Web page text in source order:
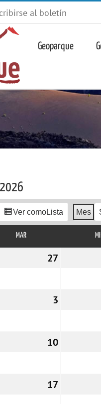
al boletín
Geoparque
Ver comoLista Mes
MARMARTES
2026 2727/10/
3
2026 1010/11/
2026 1717/11/